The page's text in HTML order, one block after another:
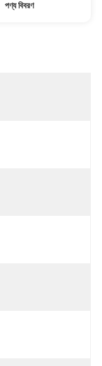
পণ্য বিবরণ